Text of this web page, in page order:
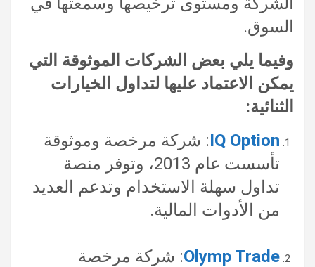
السوق.
وفيما يلي بعض الشركات الموثوقة التي
يمكن الاعتماد عليها لتداول الخيارات
الثنائية:
IQ Option: شركة مرخصة وموثوقة
تأسست عام 2013، وتوفر منصة
تداول سهلة الاستخدام وتدعم العديد
من الأدوات المالية.
Olymp Trade: شركة مرخصة